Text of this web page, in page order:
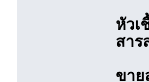
หัวเ
สาร
ขาย